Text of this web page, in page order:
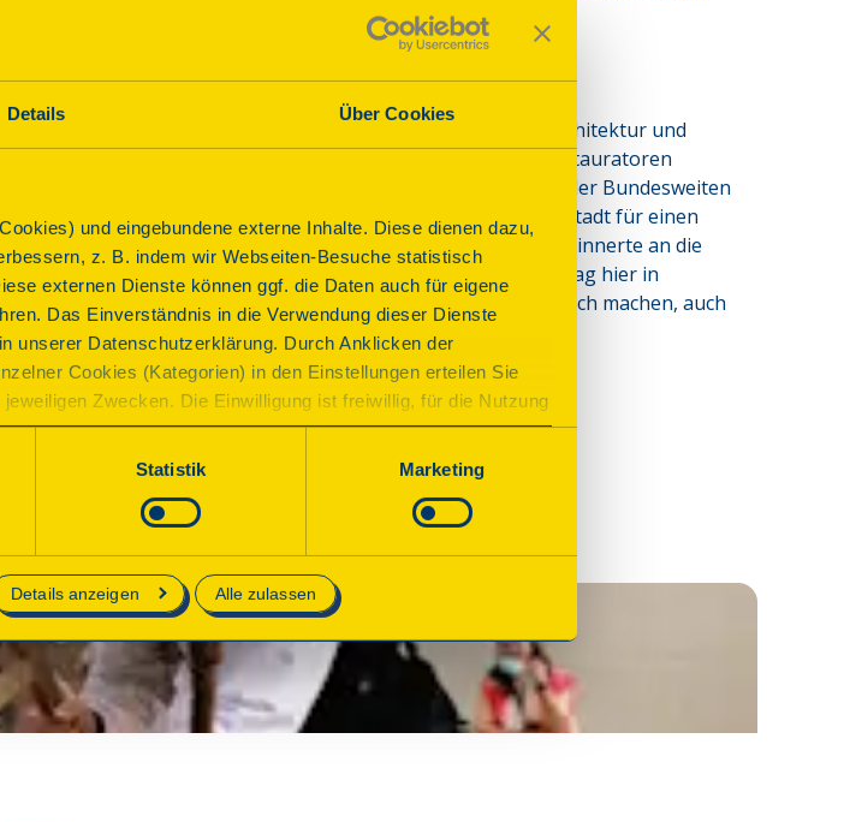
Details Über Cookies
und eingebundene externe Inhalte. Diese dienen dazu,
z. B. indem wir Webseiten-Besuche statistisch
externen Dienste können ggf. die Daten auch für eigene
Das Einverständnis in die Verwendung dieser Dienste
unserer Datenschutzerklärung. Durch Anklicken der
Cookies (Kategorien) in den Einstellungen erteilen Sie
Zwecken. Die Einwilligung ist freiwillig, für die Nutzung
oder widerrufen werden. Wenn Sie das Consent Tool
auf der Webseite gesetzt, die technisch notwendig und für den
Statistik Marketing
Details anzeigen Alle zulassen
Fokus: Unter dem Motto „Sein & Schein – in Geschichte, Architektur und
Malereien, raffinierte Materialimitate oder schauten Restauratoren
Kulturevent feierte die Lutherstadt Wittenberg im Rahmen der Bundesweiten
Vorstand der Deutschen Stiftung Denkmalschutz, die Stadt für einen
Haseloff, Ministerpräsident des Landes Sachsen-Anhalt, erinnerte an die
Engagement: „Deswegen können wir diesen Tag hier in
die Kinder und Jugendlichen mit, weil das, was wir letztendlich machen, auch